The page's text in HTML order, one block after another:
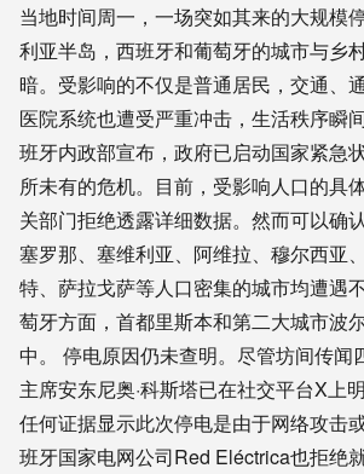
当地时间周一，一场突如其来的大规模
利亚半岛，西班牙和葡萄牙的城市与乡
暗。受影响的不仅是普通居民，交通、
医院系统也遭受严重冲击，生活秩序瞬
班牙内政部宣布，政府已启动国家紧急
所未有的危机。目前，受影响人口的具
关部门拒绝透露详细数据。然而可以确
塞罗那、塞维利亚、阿维拉、穆尔西亚
特、萨拉戈萨等人口密集的城市均遭遇
萄牙方面，首都里斯本和第二大城市波
中。 停电原因仍未查明。尽管坊间传闻
主席安东尼奥·科斯塔已在社交平台X上
任何证据显示此次停电是由于网络攻击
班牙国家电网公司Red Eléctrica也拒绝